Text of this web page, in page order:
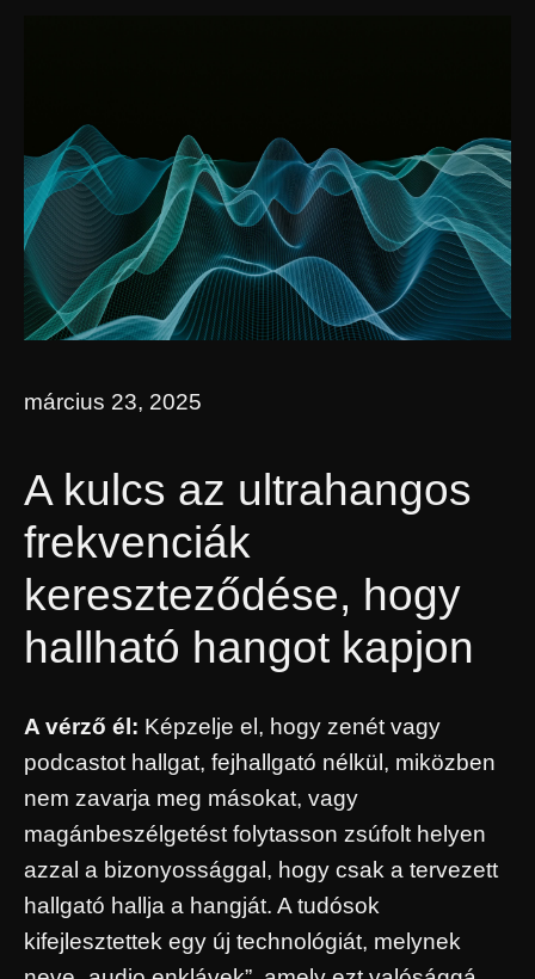
március 23, 2025
A kulcs az ultrahangos
frekvenciák
kereszteződése, hogy
hallható hangot kapjon
A vérző él: Képzelje el, hogy zenét vagy
podcastot hallgat, fejhallgató nélkül, miközben
nem zavarja meg másokat, vagy
magánbeszélgetést folytasson zsúfolt helyen
azzal a bizonyossággal, hogy csak a tervezett
hallgató hallja a hangját. A tudósok
kifejlesztettek egy új technológiát, melynek